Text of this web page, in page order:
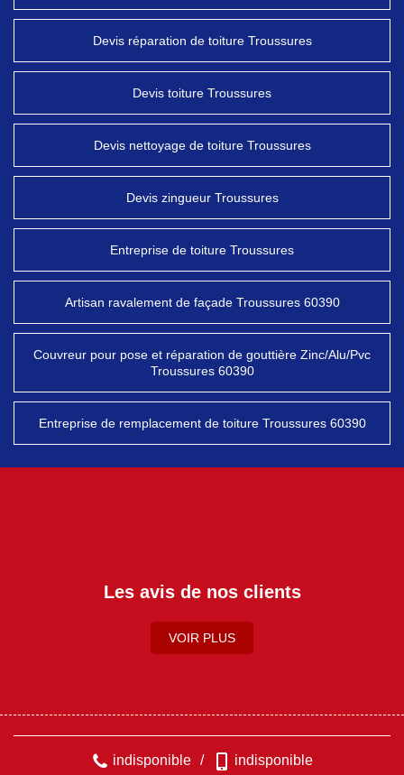
Devis réparation de toiture Troussures
Devis toiture Troussures
Devis nettoyage de toiture Troussures
Devis zingueur Troussures
Entreprise de toiture Troussures
Artisan ravalement de façade Troussures 60390
Couvreur pour pose et réparation de gouttière Zinc/Alu/Pvc
Troussures 60390
Entreprise de remplacement de toiture Troussures 60390
Les avis de nos clients
VOIR PLUS
indisponible / indisponible